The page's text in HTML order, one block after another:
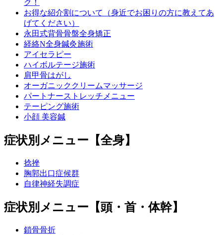
ク！
お得な紹介割について（身近でお困りの方に教えてあ
げてください）
永田式背骨骨盤全身矯正
経絡N全身鍼灸施術
アイセラピー
ハイボルテージ施術
肩甲骨はがし
オーガニッククリームマッサージ
パートナーストレッチメニュー
テーピング施術
小顔 美容鍼
症状別メニュー【全身】
捻挫
胸郭出口症候群
自律神経失調症
症状別メニュー【頭・首・体幹】
鎖骨骨折